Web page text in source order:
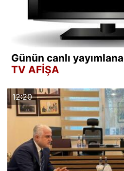
Günün canlı
TV AFİŞA
12:20